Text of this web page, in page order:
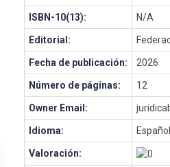
ISBN-10(13): N/A
Editorial:
Fecha de publicación: 2026
Número de páginas: 12
Owner Email:
Idioma: Español
Valoración: